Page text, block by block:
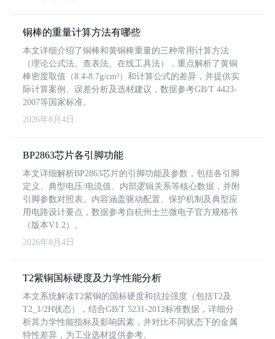
铜棒的重量计算方法有哪些
本文详细介绍了铜棒和黄铜棒重量的三种常用计算方法
（理论公式法、查表法、在线工具法），重点解析了黄铜
棒密度取值（8.4-8.7g/cm³）和计算公式的差异，并提供实
际计算案例、误差分析及选材建议，数据参考GB/T 4423-
2007等国家标准。
2026年8月4日
BP2863芯片各引脚功能
本文详细解析BP2863芯片的引脚功能及参数，包括各引脚
定义、典型电压/电流值、内部逻辑关系等核心数据，并附
引脚参数对照表。内容涵盖驱动配置、保护机制及典型应
用电路设计要点，数据参考自杭州士兰微电子官方规格书
（版本V1.2）。
2026年8月4日
T2紫铜国标硬度及力学性能分析
本文系统解读T2紫铜的国标硬度和抗拉强度（包括T2及
T2_1/2H状态），结合GB/T 5231-2012标准数据，详细分
析其力学性能指标及影响因素，并对比不同状态下的金属
特性差异，为工业选材提供参考。